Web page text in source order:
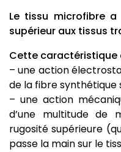
Le tissu microfibre a
supérieur aux tissus
Cette caractéristique
– une action
de la fibre synthétique
– une action
d’une multitude de
rugosité supérieure
passe la main sur le